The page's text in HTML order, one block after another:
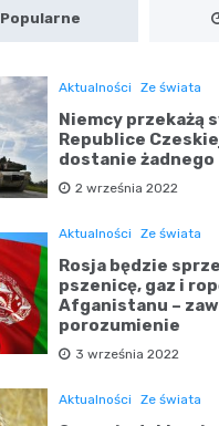
Popularne
Aktualności Ze świata
Niemcy przekażą
Republice
dostanie żadnego
2 września 2022
Aktualności Ze świata
Rosja będzie
pszenicę, gaz i
Afganistanu –
porozumienie
3 września 2022
Aktualności Ze świata